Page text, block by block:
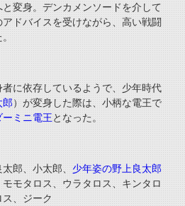
と変身。デンカメンソードを介して
ドバイスを受けながら、高い戦闘
者に依存しているようで、少年時代
郎）が変身した際は、小柄な電王で
ミニ電王となった。
郎、小太郎、 少年姿の野上良太郎
モモタロス、ウラタロス、キンタロ
、ジーク